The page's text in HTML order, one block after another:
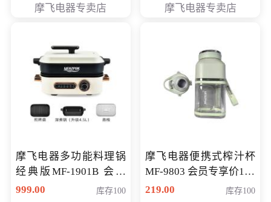
摩飞电器专卖店 摩飞电器专卖店
摩飞电器多功能料理锅
经典版MF-1901B 会员
专享价399元
999.00 库存100
摩飞电器便携式榨汁杯
MF-9803 会员专享价138
元
219.00 库存100